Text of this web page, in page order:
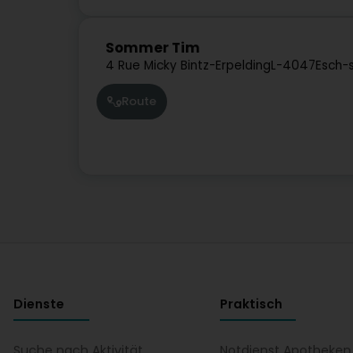
Sommer Tim
4 Rue Micky Bintz-ErpeldingL-4047
Route
Dienste Praktisch